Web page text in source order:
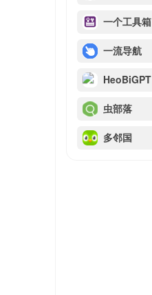
一个工具箱
一流导航
HeoBiGPT
虫部落
多邻国